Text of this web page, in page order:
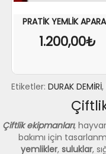
PRATİK YEMLİK
1.200,00₺
Etiketler:DURAK DEMİRİ,
Çiftlik ekipmanları,
bakımı için
yemlikler, suluklar,